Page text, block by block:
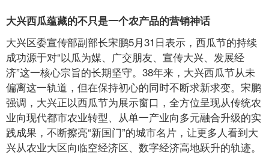
大兴西瓜蕴藏的不只是一个农产品的营销神话
大兴区委宣传部副部长宋鹏5月31日表示，西瓜节的持续
成功源于对“以瓜为媒、广交朋友、宣传大兴、发展经
济”这一核心宗旨的长期坚守。38年来，大兴西瓜节从未
偏离这一轨道，但在保持初心的同时不断求新求变。宋鹏
强调，大兴正以西瓜节为展示窗口，全方位呈现从传统农
业向现代都市农业转型、从单一产业向多元融合升级的实
践成果，不断擦亮“新国门”的城市名片，让更多人看到大
兴从农业大区向临空经济区、数字经济高地跃升的轨迹。